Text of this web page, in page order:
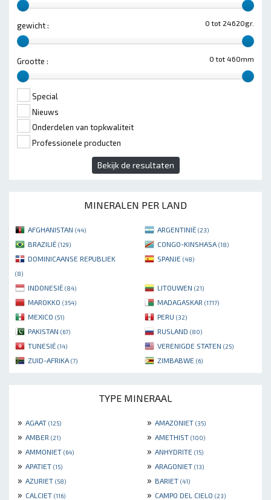
0 tot 24620gr.
gewicht :
0 tot 460mm
Grootte :
Special
Nieuws
Onderdelen van topkwaliteit
Professionele producten
Bekijk de resultaten
MINERALEN PER LAND
AFGHANISTAN (44) ARGENTINIË (23)
BRAZILIË (129) CONGO-KINSHASA (18)
DOMINICAANSE REPUBLIEK
(8)
SPANJE (48)
INDONESIË (84) LITOUWEN (21)
MAROKKO (354) MADAGASKAR (1717)
MEXICO (51) PERU (32)
PAKISTAN (67) RUSLAND (80)
TUNESIË (14) VERENIGDE STATEN (25)
ZUID-AFRIKA (7) ZIMBABWE (6)
TYPE MINERAAL
» AGAAT (125) » AMAZONIET (35)
» AMBER (21) » AMETHIST (100)
» AMMONIET (64) » ANHYDRITE (15)
» APATIET (15) » ARAGONIET (13)
» AZURIET (58) » BARIET (41)
» CALCIET (116) » CAMPO DEL CIELO (23)